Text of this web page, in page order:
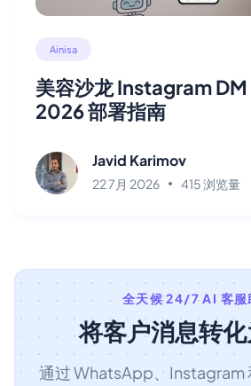
Ainisa
美容沙龙 Instagram DM
2026 部署指南
Javid Karimov
22 7月 2026 415 浏览量
全天候 24/7 AI 客服
将客户消息转
通过 WhatsApp、Instagram